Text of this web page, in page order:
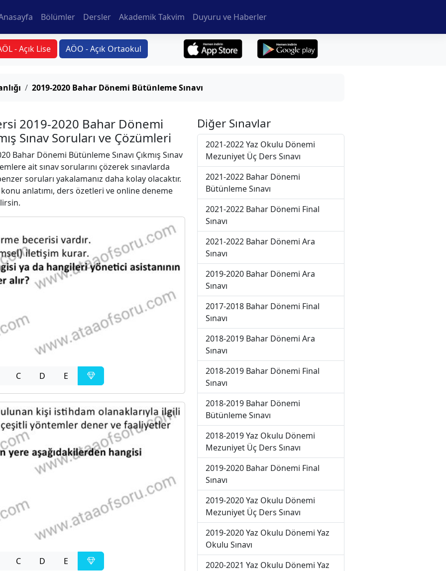
Bölümler Dersler Akademik Takvim Duyuru ve Haberler
- Açık Lise AÖO - Açık Ortaokul
2019-2020 Bahar Dönemi Bütünleme Sınavı
2019-2020 Bahar Dönemi
Sınav Soruları ve Çözümleri
Bahar Dönemi Bütünleme Sınavı Çıkmış Sınav
ait sınav sorularını çözerek sınavlarda
soruları yakalamanız daha kolay olacaktır.
konu anlatımı, ders özetleri ve online deneme
C D E
C D E
Diğer Sınavlar
2021-2022 Yaz Okulu Dönemi
Mezuniyet Üç Ders Sınavı
2021-2022 Bahar Dönemi
Bütünleme Sınavı
2021-2022 Bahar Dönemi Final
Sınavı
2021-2022 Bahar Dönemi Ara
Sınavı
2019-2020 Bahar Dönemi Ara
Sınavı
2017-2018 Bahar Dönemi Final
Sınavı
2018-2019 Bahar Dönemi Ara
Sınavı
2018-2019 Bahar Dönemi Final
Sınavı
2018-2019 Bahar Dönemi
Bütünleme Sınavı
2018-2019 Yaz Okulu Dönemi
Mezuniyet Üç Ders Sınavı
2019-2020 Bahar Dönemi Final
Sınavı
2019-2020 Yaz Okulu Dönemi
Mezuniyet Üç Ders Sınavı
2019-2020 Yaz Okulu Dönemi Yaz
Okulu Sınavı
2020-2021 Yaz Okulu Dönemi Yaz